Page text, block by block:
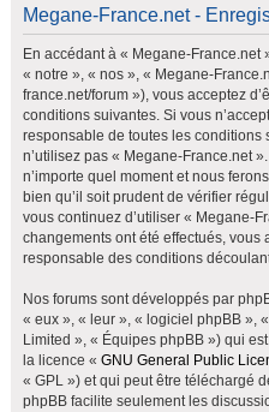
Megane-France.net -
En accédant à « Megane-
« notre », « nos », « Megane-
france.net/forum »), vous acceptez
conditions suivantes. Si vous
responsable de toutes les conditions
n’utilisez pas « Megane-France.net
n’importe quel moment et nous
bien qu’il soit prudent de vérifier
vous continuez d’utiliser « Megane-
changements ont été effectués, vous
responsable des conditions
Nos forums sont développés par
« eux », « leur », « logiciel phpBB »,
Limited », « Équipes phpBB ») qui
la licence « GNU General Public
« GPL ») et qui peut être téléchargé
phpBB facilite seulement les